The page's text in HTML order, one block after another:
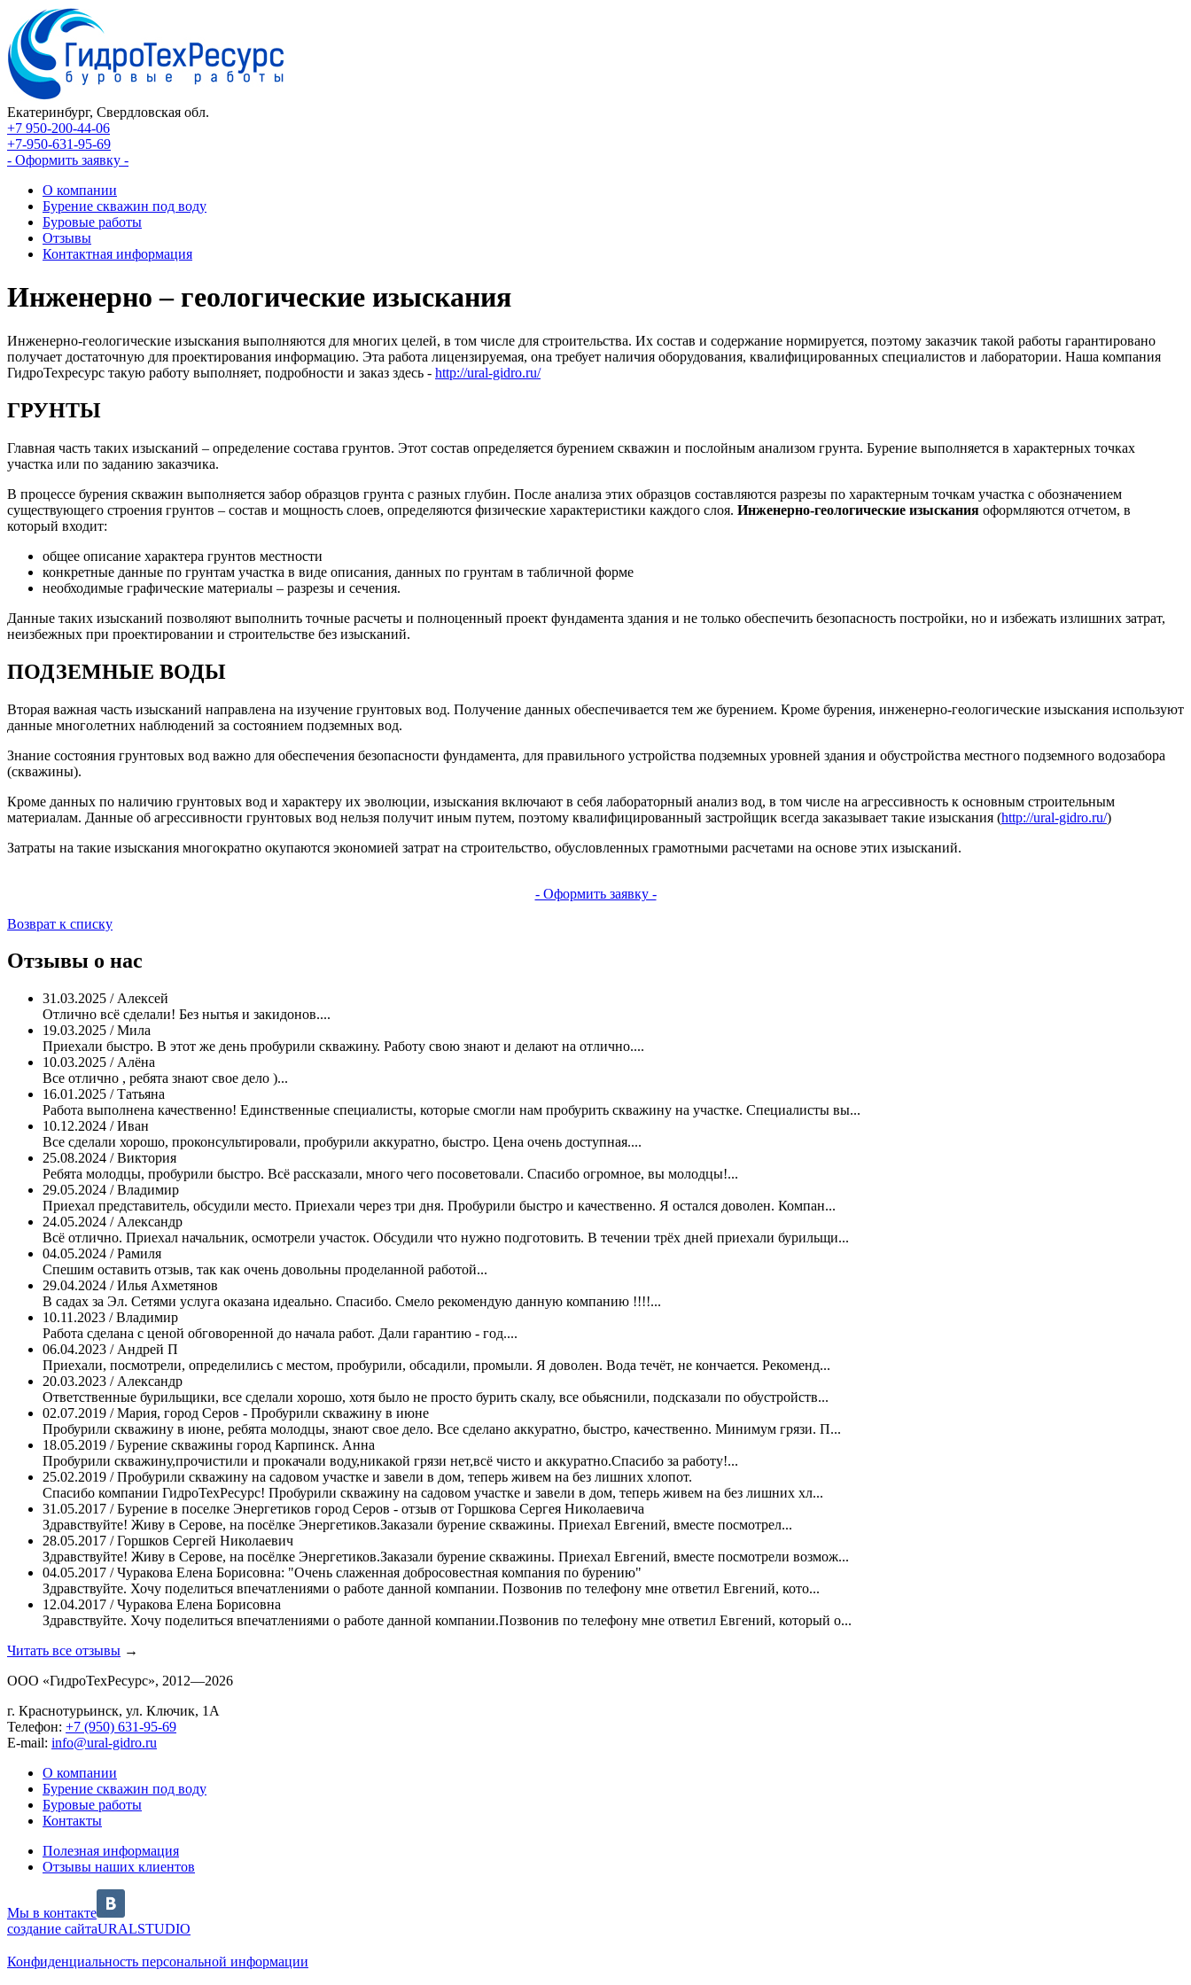
Екатеринбург, Свердловская обл.
+7 950-200-44-06
+7-950-631-95-69
- Оформить заявку -
О компании
Бурение скважин под воду
Буровые работы
Отзывы
Контактная информация
Инженерно – геологические изыскания
Инженерно-геологические изыскания выполняются для многих целей, в том числе для строительства. Их состав и содержание нормируется, поэтому заказчик такой работы гарантировано
получает достаточную для проектирования информацию. Эта работа лицензируемая, она требует наличия оборудования, квалифицированных специалистов и лаборатории. Наша компания
ГидроТехресурс такую работу выполняет, подробности и заказ здесь - http://ural-gidro.ru/
ГРУНТЫ
Главная часть таких изысканий – определение состава грунтов. Этот состав определяется бурением скважин и послойным анализом грунта. Бурение выполняется в характерных точках
участка или по заданию заказчика.
В процессе бурения скважин выполняется забор образцов грунта с разных глубин. После анализа этих образцов составляются разрезы по характерным точкам участка с обозначением
существующего строения грунтов – состав и мощность слоев, определяются физические характеристики каждого слоя. Инженерно-геологические изыскания оформляются отчетом, в
который входит:
общее описание характера грунтов местности
конкретные данные по грунтам участка в виде описания, данных по грунтам в табличной форме
необходимые графические материалы – разрезы и сечения.
Данные таких изысканий позволяют выполнить точные расчеты и полноценный проект фундамента здания и не только обеспечить безопасность постройки, но и избежать излишних затрат,
неизбежных при проектировании и строительстве без изысканий.
ПОДЗЕМНЫЕ ВОДЫ
Вторая важная часть изысканий направлена на изучение грунтовых вод. Получение данных обеспечивается тем же бурением. Кроме бурения, инженерно-геологические изыскания используют
данные многолетних наблюдений за состоянием подземных вод.
Знание состояния грунтовых вод важно для обеспечения безопасности фундамента, для правильного устройства подземных уровней здания и обустройства местного подземного водозабора
(скважины).
Кроме данных по наличию грунтовых вод и характеру их эволюции, изыскания включают в себя лабораторный анализ вод, в том числе на агрессивность к основным строительным
материалам. Данные об агрессивности грунтовых вод нельзя получит иным путем, поэтому квалифицированный застройщик всегда заказывает такие изыскания (http://ural-gidro.ru/)
Затраты на такие изыскания многократно окупаются экономией затрат на строительство, обусловленных грамотными расчетами на основе этих изысканий.
- Оформить заявку -
Возврат к списку
Отзывы о нас
31.03.2025 / Алексей
Отлично всё сделали! Без нытья и закидонов....
19.03.2025 / Мила
Приехали быстро. В этот же день пробурили скважину. Работу свою знают и делают на отлично....
10.03.2025 / Алёна
Все отлично , ребята знают свое дело )...
16.01.2025 / Татьяна
Работа выполнена качественно! Единственные специалисты, которые смогли нам пробурить скважину на участке. Специалисты вы...
10.12.2024 / Иван
Все сделали хорошо, проконсультировали, пробурили аккуратно, быстро. Цена очень доступная....
25.08.2024 / Виктория
Ребята молодцы, пробурили быстро. Всё рассказали, много чего посоветовали. Спасибо огромное, вы молодцы!...
29.05.2024 / Владимир
Приехал представитель, обсудили место. Приехали через три дня. Пробурили быстро и качественно. Я остался доволен. Компан...
24.05.2024 / Александр
Всё отлично. Приехал начальник, осмотрели участок. Обсудили что нужно подготовить. В течении трёх дней приехали бурильщи...
04.05.2024 / Рамиля
Спешим оставить отзыв, так как очень довольны проделанной работой...
29.04.2024 / Илья Ахметянов
В садах за Эл. Сетями услуга оказана идеально. Спасибо. Смело рекомендую данную компанию !!!!...
10.11.2023 / Владимир
Работа сделана с ценой обговоренной до начала работ. Дали гарантию - год....
06.04.2023 / Андрей П
Приехали, посмотрели, определились с местом, пробурили, обсадили, промыли. Я доволен. Вода течёт, не кончается. Рекоменд...
20.03.2023 / Александр
Ответственные бурильщики, все сделали хорошо, хотя было не просто бурить скалу, все обьяснили, подсказали по обустройств...
02.07.2019 / Мария, город Серов - Пробурили скважину в июне
Пробурили скважину в июне, ребята молодцы, знают свое дело. Все сделано аккуратно, быстро, качественно. Минимум грязи. П...
18.05.2019 / Бурение скважины город Карпинск. Анна
Пробурили скважину,прочистили и прокачали воду,никакой грязи нет,всё чисто и аккуратно.Спасибо за работу!...
25.02.2019 / Пробурили скважину на садовом участке и завели в дом, теперь живем на без лишних хлопот.
Спасибо компании ГидроТехРесурс! Пробурили скважину на садовом участке и завели в дом, теперь живем на без лишних хл...
31.05.2017 / Бурение в поселке Энергетиков город Серов - отзыв от Горшкова Сергея Николаевича
Здравствуйте! Живу в Серове, на посёлке Энергетиков.Заказали бурение скважины. Приехал Евгений, вместе посмотрел...
28.05.2017 / Горшков Сергей Николаевич
Здравствуйте! Живу в Серове, на посёлке Энергетиков.Заказали бурение скважины. Приехал Евгений, вместе посмотрели возмож...
04.05.2017 / Чуракова Елена Борисовна: "Очень слаженная добросовестная компания по бурению"
Здравствуйте. Хочу поделиться впечатлениями о работе данной компании. Позвонив по телефону мне ответил Евгений, кото...
12.04.2017 / Чуракова Елена Борисовна
Здравствуйте. Хочу поделиться впечатлениями о работе данной компании.Позвонив по телефону мне ответил Евгений, который о...
Читать все отзывы →
ООО «ГидроТехРесурс», 2012—2026
г. Краснотурьинск, ул. Ключик, 1А
Телефон: +7 (950) 631-95-69
E-mail: info@ural-gidro.ru
О компании
Бурение скважин под воду
Буровые работы
Контакты
Полезная информация
Отзывы наших клиентов
Мы в контакте
создание сайтаURALSTUDIO
Конфиденциальность персональной информации